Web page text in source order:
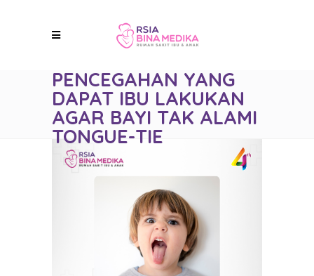
PENCEGAHAN YANG
DAPAT IBU LAKUKAN
AGAR BAYI TAK ALAMI
TONGUE-TIE